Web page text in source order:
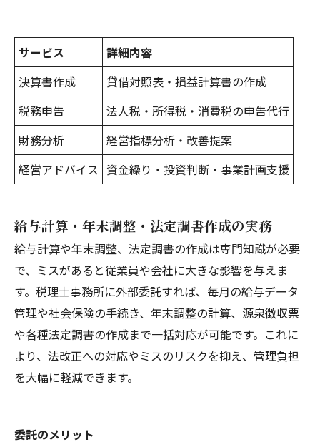
サービス
詳細内容
決算書作成
貸借対照表・損益計算書の作成
税務申告
法人税・所得税・消費税の申告代行
財務分析
経営指標分析・改善提案
経営アドバイス 資金繰り・投資判断・事業計画支援
給与計算・年末調整・法定調書作成の実務
給与計算や年末調整、法定調書の作成は専門知識が必要
で、ミスがあると従業員や会社に大きな影響を与えま
す。税理士事務所に外部委託すれば、毎月の給与データ
管理や社会保険の手続き、年末調整の計算、源泉徴収票
や各種法定調書の作成まで一括対応が可能です。これに
より、法改正への対応やミスのリスクを抑え、管理負担
を大幅に軽減できます。
委託のメリット